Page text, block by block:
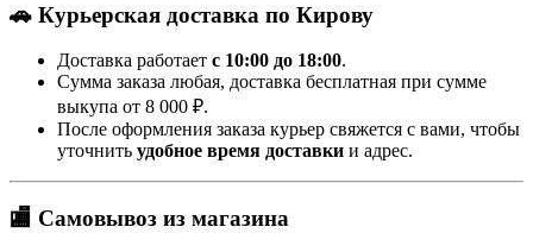
🚗 Курьерская доставка по Кирову
Доставка работает с 10:00 до 18:00.
Сумма заказа любая, доставка бесплатная при сумме
выкупа от 8 000 ₽.
После оформления заказа курьер свяжется с вами, чтобы
уточнить удобное время доставки и адрес.
🏬 Самовывоз из магазина